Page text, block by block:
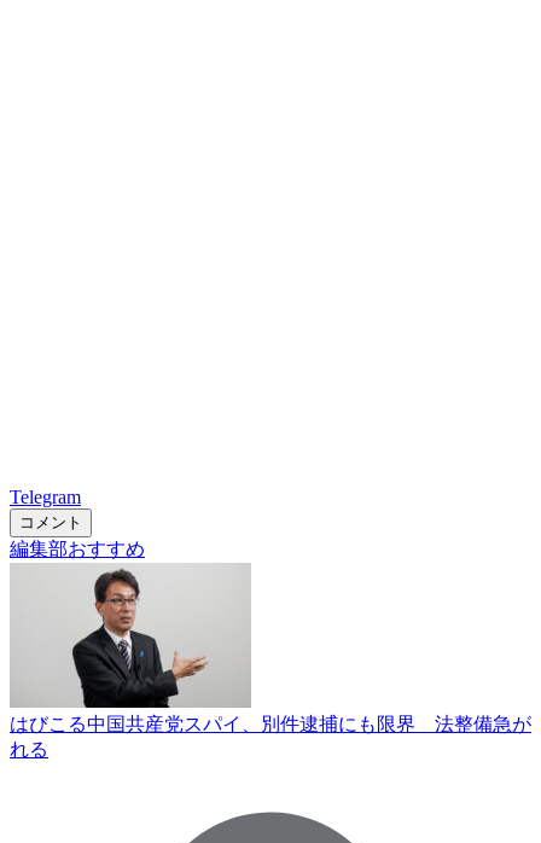
Telegram
コメント
編集部おすすめ
はびこる中国共産党スパイ、別件逮捕にも限界 法整備急が
れる